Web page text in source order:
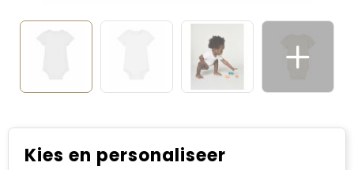
Kies en personaliseer